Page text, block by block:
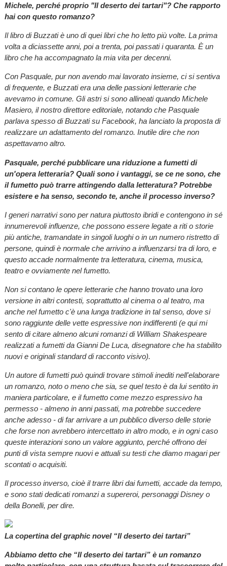
Michele, perché proprio "Il deserto dei tartari"? Che rapporto
hai con questo romanzo?
Il libro di Buzzati è uno di quei libri che ho letto più volte. La prima
volta a diciassette anni, poi a trenta, poi passati i quaranta. È un
libro che ha accompagnato la mia vita per decenni.
Con Pasquale, pur non avendo mai lavorato insieme, ci si sentiva
di frequente, e Buzzati era una delle passioni letterarie che
avevamo in comune. Gli astri si sono allineati quando Michele
Masiero, il nostro direttore editoriale, notando che Pasquale
parlava spesso di Buzzati su Facebook, ha lanciato la proposta di
realizzare un adattamento del romanzo. Inutile dire che non
aspettavamo altro.
Pasquale, perché pubblicare una riduzione a fumetti di
un'opera letteraria? Quali sono i vantaggi, se ce ne sono, che
il fumetto può trarre attingendo dalla letteratura? Potrebbe
esistere e ha senso, secondo te, anche il processo inverso?
I generi narrativi sono per natura piuttosto ibridi e contengono in sé
innumerevoli influenze, che possono essere legate a riti o storie
più antiche, tramandate in singoli luoghi o in un numero ristretto di
persone, quindi è normale che arrivino a influenzarsi tra di loro, e
questo accade normalmente tra letteratura, cinema, musica,
teatro e ovviamente nel fumetto.
Non si contano le opere letterarie che hanno trovato una loro
versione in altri contesti, soprattutto al cinema o al teatro, ma
anche nel fumetto c'è una lunga tradizione in tal senso, dove si
sono raggiunte delle vette espressive non indifferenti (e qui mi
sento di citare almeno alcuni romanzi di William Shakespeare
realizzati a fumetti da Gianni De Luca, disegnatore che ha stabilito
nuovi e originali standard di racconto visivo).
Un autore di fumetti può quindi trovare stimoli inediti nell'elaborare
un romanzo, noto o meno che sia, se quel testo è da lui sentito in
maniera particolare, e il fumetto come mezzo espressivo ha
permesso - almeno in anni passati, ma potrebbe succedere
anche adesso - di far arrivare a un pubblico diverso delle storie
che forse non avrebbero intercettato in altro modo, e in ogni caso
queste interazioni sono un valore aggiunto, perché offrono dei
punti di vista sempre nuovi e attuali su testi che diamo magari per
scontati o acquisiti.
Il processo inverso, cioè il trarre libri dai fumetti, accade da tempo,
e sono stati dedicati romanzi a supereroi, personaggi Disney o
della Bonelli, per dire.
La copertina del graphic novel “Il deserto dei tartari”
Abbiamo detto che “Il deserto dei tartari” è un romanzo